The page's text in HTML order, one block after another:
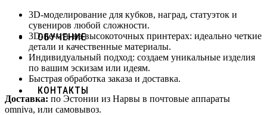
ОБУЧЕНИЕ
КОНТАКТЫ
3D-моделирование для кубков, наград, статуэток и
сувениров любой сложности.
3D-печать на высокоточных принтерах: идеально четкие
детали и качественные материалы.
Индивидуальный подход: создаем уникальные изделия
по вашим эскизам или идеям.
Быстрая обработка заказа и доставка.
Доставка: по Эстонии из Нарвы в почтовые аппараты
omniva, или самовывоз.